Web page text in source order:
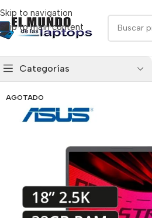
Skip to navigation
Skip to main content
Categorías
AGOTADO